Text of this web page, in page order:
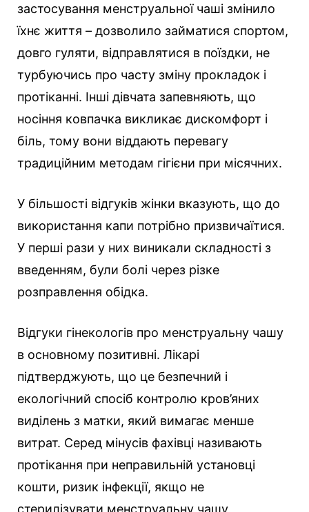
застосування менструальної чаші змінило
їхнє життя – дозволило займатися спортом,
довго гуляти, відправлятися в поїздки, не
турбуючись про часту зміну прокладок і
протіканні. Інші дівчата запевняють, що
носіння ковпачка викликає дискомфорт і
біль, тому вони віддають перевагу
традиційним методам гігієни при місячних.
У більшості відгуків жінки вказують, що до
використання капи потрібно призвичаїтися.
У перші рази у них виникали складності з
введенням, були болі через різке
розправлення обідка.
Відгуки гінекологів про менструальну чашу
в основному позитивні. Лікарі
підтверджують, що це безпечний і
екологічний спосіб контролю кров’яних
виділень з матки, який вимагає менше
витрат. Серед мінусів фахівці називають
протікання при неправильній установці
кошти, ризик інфекції, якщо не
стерилізувати менструальну чашу.